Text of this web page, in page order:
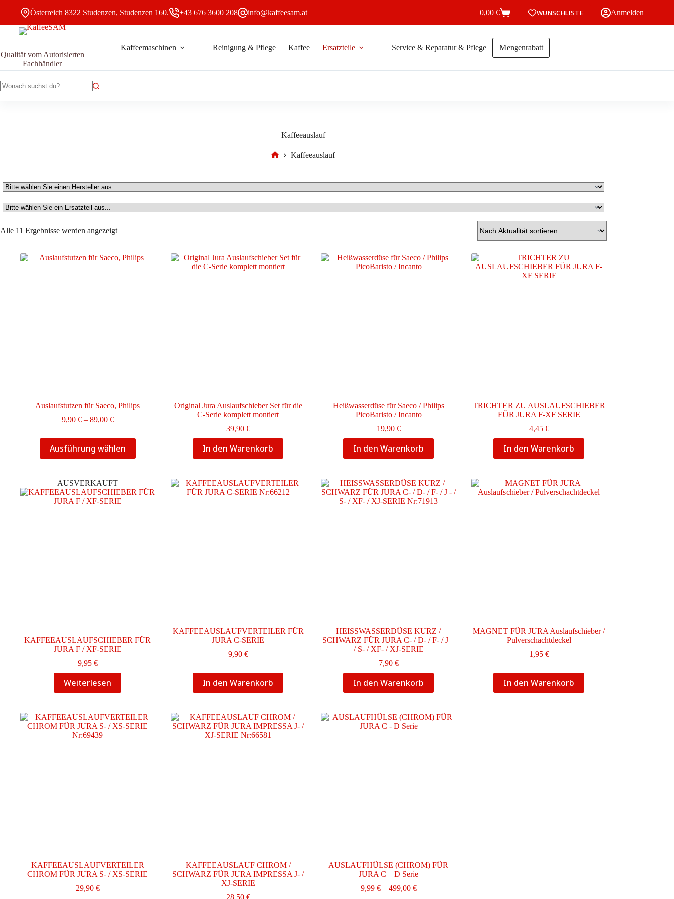
Österreich 8322 Studenzen, Studenzen 160. +43 676 3600 208 info@kaffeesam.at Warenkorb
0,00 € WUNSCHLISTE Anmelden
Qualität vom Autorisierten
Fachhändler
Kaffeemaschinen Reinigung & Pflege Kaffee Ersatzteile Service & Reparatur & Pflege Mengenrabatt
Kaffeeauslauf
Kaffeeauslauf
Alle 11 Ergebnisse werden angezeigtNach
Auslaufstutzen für Saeco, Philips
9,90 € – 89,00 €Preisspanne:
bis
89,00 €
Ausführung wählen
Produkt
weist
Varianten
auf.
Die
Optionen
Original Jura Auslaufschieber Set für die
C-Serie komplett montiert
39,90 €
In den Warenkorb
Heißwasserdüse für Saeco / Philips
PicoBaristo / Incanto
19,90 €
In den Warenkorb
TRICHTER ZU AUSLAUFSCHIEBER
FÜR JURA F-XF SERIE
4,45 €
In den Warenkorb
AUSVERKAUFT
KAFFEEAUSLAUFSCHIEBER FÜR
JURA F / XF-SERIE
9,95 €
Weiterlesen
KAFFEEAUSLAUFVERTEILER FÜR
JURA C-SERIE
9,90 €
In den Warenkorb
HEISSWASSERDÜSE KURZ /
SCHWARZ FÜR JURA C- / D- / F- / J –
/ S- / XF- / XJ-SERIE
7,90 €
In den Warenkorb
MAGNET FÜR JURA Auslaufschieber /
Pulverschachtdeckel
1,95 €
In den Warenkorb
KAFFEEAUSLAUFVERTEILER
CHROM FÜR JURA S- / XS-SERIE
29,90 €
KAFFEEAUSLAUF CHROM /
SCHWARZ FÜR JURA IMPRESSA J- /
XJ-SERIE
28,50 €
AUSLAUFHÜLSE (CHROM) FÜR
JURA C – D Serie
9,99 € – 499,00 €Preisspanne: